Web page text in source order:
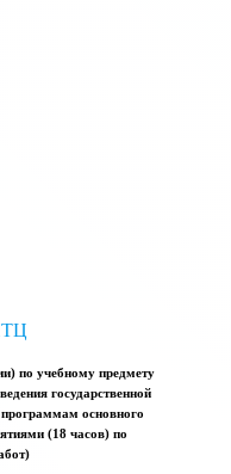
по учебному предмету
государственной
программам основного
(18 часов) по